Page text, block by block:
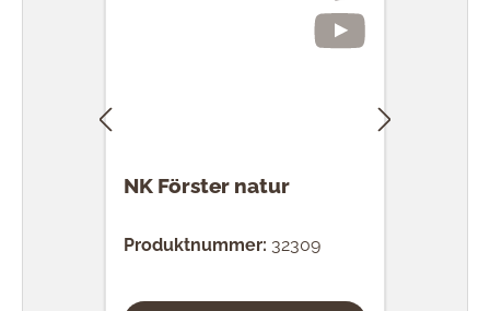
NK Förster natur
Produktnummer: 32309